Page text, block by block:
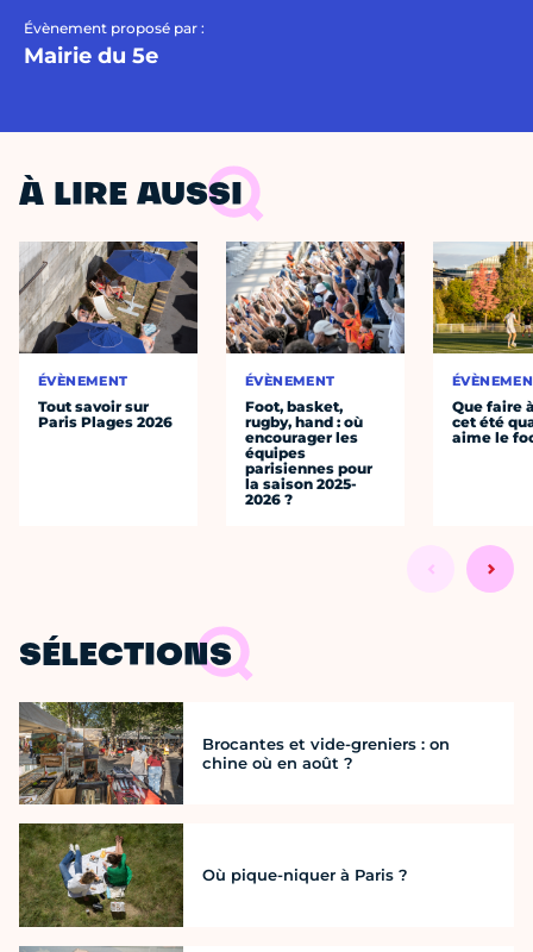
Évènement proposé par :
Mairie du 5e
À LIRE AUSSI
ÉVÈNEMENT
Tout savoir sur
Paris Plages 2026
ÉVÈNEMENT
Foot, basket,
rugby, hand : où
encourager les
équipes
parisiennes pour
la saison 2025-
2026 ?
Que faire
cet été
aime le
SÉLECTIONS
Brocantes et vide-greniers : on
chine où en août ?
Où pique-niquer à Paris ?